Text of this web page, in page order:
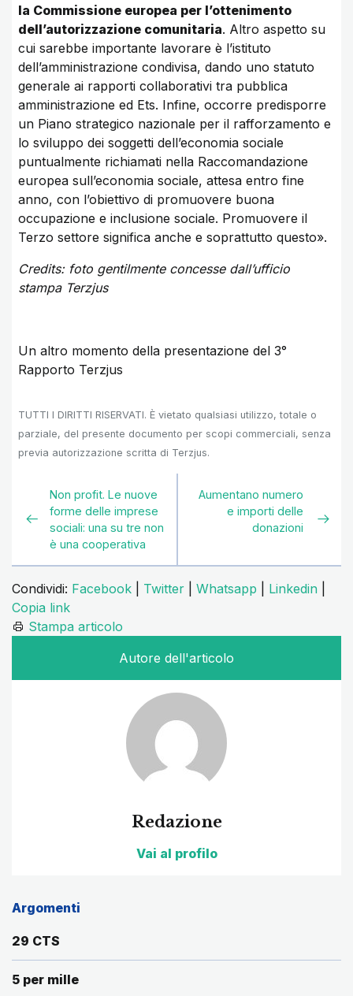
la Commissione europea per l’ottenimento
dell’autorizzazione comunitaria. Altro aspetto su
cui sarebbe importante lavorare è l’istituto
dell’amministrazione condivisa, dando uno statuto
generale ai rapporti collaborativi tra pubblica
amministrazione ed Ets. Infine, occorre predisporre
un Piano strategico nazionale per il rafforzamento e
lo sviluppo dei soggetti dell’economia sociale
puntualmente richiamati nella Raccomandazione
europea sull’economia sociale, attesa entro fine
anno, con l’obiettivo di promuovere buona
occupazione e inclusione sociale. Promuovere il
Terzo settore significa anche e soprattutto questo».
Credits: foto gentilmente concesse dall’ufficio
stampa Terzjus
Un altro momento della presentazione del 3°
Rapporto Terzjus
TUTTI I DIRITTI RISERVATI. È vietato qualsiasi utilizzo, totale o
parziale, del presente documento per scopi commerciali, senza
previa autorizzazione scritta di Terzjus.
Non profit. Le nuove
forme delle imprese
sociali: una su tre non
è una cooperativa
Aumentano numero
e importi delle
donazioni
Condividi: Facebook Twitter Whatsapp Linkedin
Copia link
Stampa articolo
Autore dell'articolo
Redazione
Vai al profilo
Argomenti
29 CTS
5 per mille